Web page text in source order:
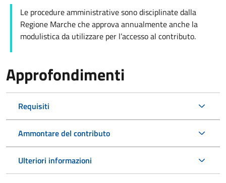
Le procedure amministrative sono disciplinate dalla
Regione Marche che approva annualmente anche la
modulistica da utilizzare per l’accesso al contributo.
Approfondimenti
Requisiti
Ammontare del contributo
Ulteriori informazioni